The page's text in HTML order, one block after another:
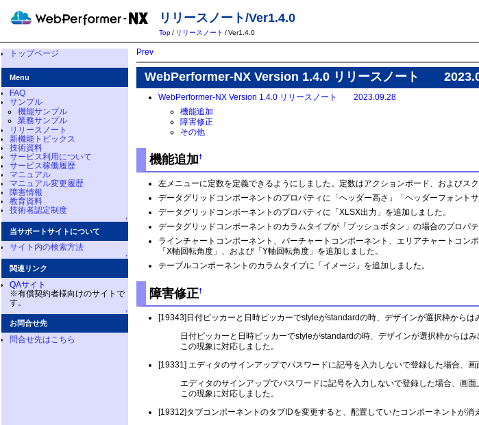
リリースノート/Ver1.4.0
Top/ リリースノート / Ver1.4.0
Prev
WebPerformer-NX Version 1.4.0 リリースノート
WebPerformer-NX Version 1.4.0 リリースノート 2023.09.28
機能追加
障害修正
その他
機能追加†
左メニューに定数を定義できるようにしました。定数はアクションボード、およびス
データグリッドコンポーネントのプロパティに「ヘッダー高さ」「ヘッダーフォント
データグリッドコンポーネントのプロパティに「XLSX出力」を追加しました。
データグリッドコンポーネントのカラムタイプが「プッシュボタン」の場合のプロパ
ラインチャートコンポーネント、バーチャートコンポーネント、エリアチャートコン
「X軸回転角度」、および「Y軸回転角度」を追加しました。
テーブルコンポーネントのカラムタイプに「イメージ」を追加しました。
障害修正†
[19343]日付ピッカーと日時ピッカーでstyleがstandardの時、デザインが選択枠からは
日付ピッカーと日時ピッカーでstyleがstandardの時、デザインが選択枠からはみ
この現象に対応しました。
[19331] エディタのサインアップでパスワードに記号を入力しないで登録した場合、
エディタのサインアップでパスワードに記号を入力しないで登録した場合、画
この現象に対応しました。
[19312]タブコンポーネントのタブIDを変更すると、配置していたコンポーネントが消
トップページ
Menu
FAQ
サンプル
機能サンプル
業務サンプル
リリースノート
新機能トピックス
技術資料
サービス利用について
サービス稼働履歴
マニュアル
マニュアル変更履歴
障害情報
教育資料
技術者認定制度
↑
当サポートサイトについて
サイト内の検索方法
↑
関連リンク
QAサイト
※有償契約者様向けのサイトで
す。
↑
お問合せ先
問合せ先はこちら